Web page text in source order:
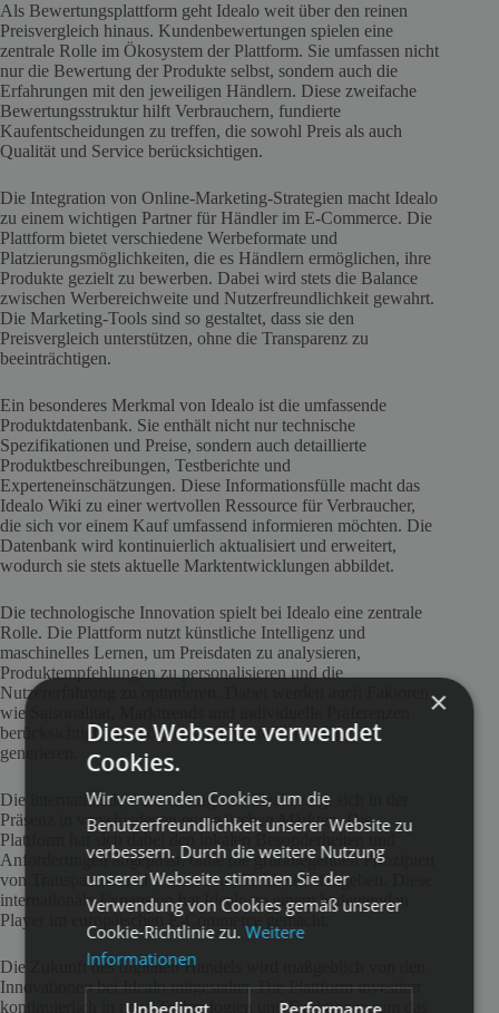
Als Bewertungsplattform geht Idealo weit über den reinen
Preisvergleich hinaus. Kundenbewertungen spielen eine
zentrale Rolle im Ökosystem der Plattform. Sie umfassen nicht
nur die Bewertung der Produkte selbst, sondern auch die
Erfahrungen mit den jeweiligen Händlern. Diese zweifache
Bewertungsstruktur hilft Verbrauchern, fundierte
Kaufentscheidungen zu treffen, die sowohl Preis als auch
Qualität und Service berücksichtigen.
Die Integration von Online-Marketing-Strategien macht Idealo
zu einem wichtigen Partner für Händler im E-Commerce. Die
Plattform bietet verschiedene Werbeformate und
Platzierungsmöglichkeiten, die es Händlern ermöglichen, ihre
Produkte gezielt zu bewerben. Dabei wird stets die Balance
zwischen Werbereichweite und Nutzerfreundlichkeit gewahrt.
Die Marketing-Tools sind so gestaltet, dass sie den
Preisvergleich unterstützen, ohne die Transparenz zu
beeinträchtigen.
Ein besonderes Merkmal von Idealo ist die umfassende
Produktdatenbank. Sie enthält nicht nur technische
Spezifikationen und Preise, sondern auch detaillierte
Produktbeschreibungen, Testberichte und
Experteneinschätzungen. Diese Informationsfülle macht das
Idealo Wiki zu einer wertvollen Ressource für Verbraucher,
die sich vor einem Kauf umfassend informieren möchten. Die
Datenbank wird kontinuierlich aktualisiert und erweitert,
wodurch sie stets aktuelle Marktentwicklungen abbildet.
Die technologische Innovation spielt bei Idealo eine zentrale
Rolle. Die Plattform nutzt künstliche Intelligenz und
maschinelles Lernen, um Preisdaten zu analysieren,
Produktempfehlungen zu personalisieren und die
Nutzererfahrung zu optimieren. Dabei werden auch Faktoren
wie Saisonalität, Markttrends und individuelle Präferenzen
berücksichtigt, um möglichst relevante Vorschläge zu
generieren.
Die internationale Ausrichtung von Idealo zeigt sich in der
Präsenz in verschiedenen europäischen Märkten. Die
Plattform hat sich dabei den lokalen Besonderheiten und
Anforderungen angepasst, ohne die grundlegenden Prinzipien
von Transparenz und Nutzerfreundlichkeit aufzugeben. Diese
internationale Expansion hat Idealo zu einem bedeutenden
Player im europäischen E-Commerce gemacht.
Die Zukunft des digitalen Handels wird maßgeblich von den
Innovationen bei Idealo mitgestaltet. Die Plattform investiert
kontinuierlich in neue Technologien und Funktionen, um das
×
Diese Webseite verwendet
Cookies.
Wir verwenden Cookies, um die
Benutzerfreundlichkeit unserer Website zu
verbessern. Durch die weitere Nutzung
unserer Webseite stimmen Sie der
Verwendung von Cookies gemäß unserer
Cookie-Richtlinie zu.Weitere
Informationen
Unbedingt Performance